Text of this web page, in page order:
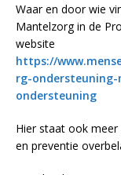
Waar en door wie
Mantelzorg in de
website
https://
rg-
ondersteuning
Hier staat ook
en preventie